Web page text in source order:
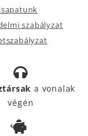
szabályzat
a vonalak
végén